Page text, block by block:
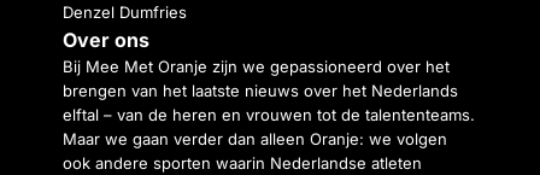
Denzel Dumfries
Over ons
Bij Mee Met Oranje zijn we gepassioneerd over het
brengen van het laatste nieuws over het Nederlands
elftal – van de heren en vrouwen tot de talententeams.
Maar we gaan verder dan alleen Oranje: we volgen
ook andere sporten waarin Nederlandse atleten